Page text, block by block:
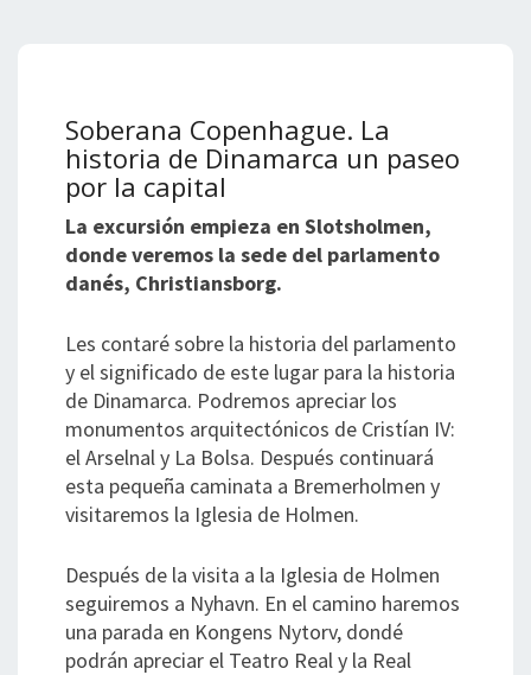
Soberana Copenhague. La
historia de Dinamarca un paseo
por la capital
La excursión empieza en Slotsholmen,
donde veremos la sede del parlamento
danés, Christiansborg.
Les contaré sobre la historia del parlamento
y el significado de este lugar para la historia
de Dinamarca. Podremos apreciar los
monumentos arquitectónicos de Cristían IV:
el Arselnal y La Bolsa. Después continuará
esta pequeña caminata a Bremerholmen y
visitaremos la Iglesia de Holmen.
Después de la visita a la Iglesia de Holmen
seguiremos a Nyhavn. En el camino haremos
una parada en Kongens Nytorv, dondé
podrán apreciar el Teatro Real y la Real